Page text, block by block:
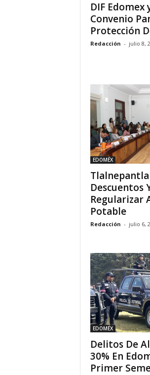
DIF Edomex
Convenio
Protección
Redacción - julio 8,
EDOMÉX
Descuentos
Regularizar
Potable
Redacción - julio 6,
EDOMÉX
Delitos De
30% En
Primer